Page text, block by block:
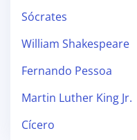
Sócrates
William Shakespeare
Fernando Pessoa
Martin Luther King Jr.
Cícero